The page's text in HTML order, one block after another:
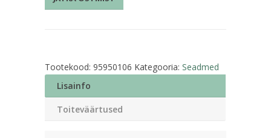
Tootekood: 95950106 Kategooria: Seadmed
Lisainfo
Toiteväärtused